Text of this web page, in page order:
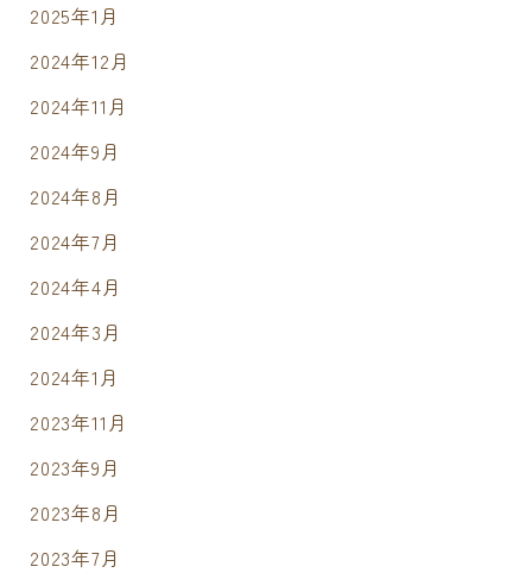
2025年1月
2024年12月
2024年11月
2024年9月
2024年8月
2024年7月
2024年4月
2024年3月
2024年1月
2023年11月
2023年9月
2023年8月
2023年7月